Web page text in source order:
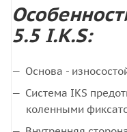
5.5 I.K.S:
Основа -
Система IKS
коленными